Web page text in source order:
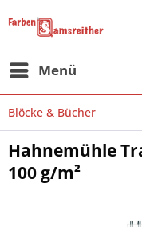
Menü
Blöcke & Bücher
Hahnemühle
100 g/m²